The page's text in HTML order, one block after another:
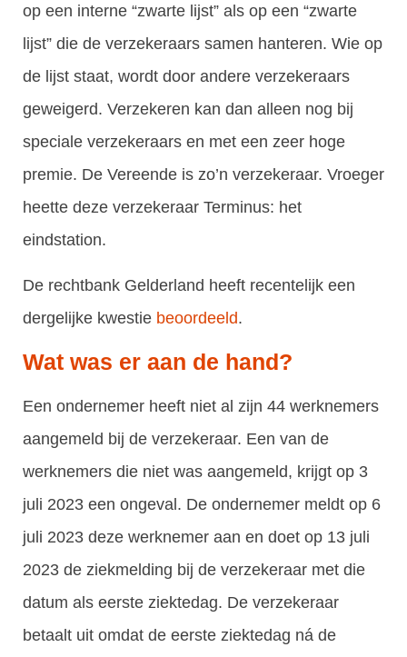
op een interne “zwarte lijst” als op een “zwarte
lijst” die de verzekeraars samen hanteren. Wie op
de lijst staat, wordt door andere verzekeraars
geweigerd. Verzekeren kan dan alleen nog bij
speciale verzekeraars en met een zeer hoge
premie. De Vereende is zo’n verzekeraar. Vroeger
heette deze verzekeraar Terminus: het
eindstation.
De rechtbank Gelderland heeft recentelijk een
dergelijke kwestie beoordeeld.
Wat was er aan de hand?
Een ondernemer heeft niet al zijn 44 werknemers
aangemeld bij de verzekeraar. Een van de
werknemers die niet was aangemeld, krijgt op 3
juli 2023 een ongeval. De ondernemer meldt op 6
juli 2023 deze werknemer aan en doet op 13 juli
2023 de ziekmelding bij de verzekeraar met die
datum als eerste ziektedag. De verzekeraar
betaalt uit omdat de eerste ziektedag ná de